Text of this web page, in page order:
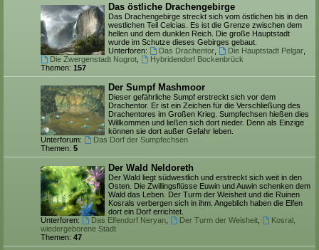
Das östliche Drachengebirge
Das Drachengebirge streckt sich vom östlichen bis in den
westlichen Teil Celcias. Es ist die Grenze zwischen dem
hellen und dem dunklen Reich. Die große Hauptstadt
wurde im Schutze dieses Gebirges gebaut.
Unterforen:
Das Drachentor, Die Hauptstadt Pelgar,
Die Zwergenstadt Nogrot,
Hybridendorf Bockenbrück
Themen: 157
Der Sumpf Mashmoor
Dieser gefährliche Sumpf erstreckt sich vor dem
Drachentor. Er ist ein Zeichen für die Verschließung des
Drachentores im Großen Krieg. Sumpfechsen hießen dies
Willkommen und ließen sich dort nieder. Denn als Einzige
können sie dort außer Gefahr leben.
Unterforum:
Das Dorf der Sumpfechsen
Themen: 5
Der Wald Neldoreth
Der Wald liegt südwestlich und erstreckt sich weit in den
Osten. Die Zwillingsflüsse Euwin und Auwin schenken dem
Wald das Leben. Der Turm der Weisheit und die Ruinen
Kosrals verbergen sich in ihm. Angeblich haben die Elfen
dort ein Dorf errichtet.
Unterforen:
Das Elfendorf Neryan, Der Turm der Weisheit,
Kosral,
wiedergeborene Stadt
Themen: 47